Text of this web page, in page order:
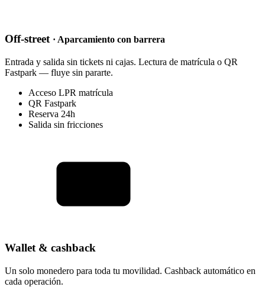
Off-street · Aparcamiento con barrera
Entrada y salida sin tickets ni cajas. Lectura de matrícula o QR
Fastpark — fluye sin pararte.
Acceso LPR matrícula
QR Fastpark
Reserva 24h
Salida sin fricciones
Wallet & cashback
Un solo monedero para toda tu movilidad. Cashback automático en
cada operación.